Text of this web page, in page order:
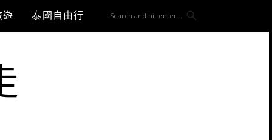
遊 泰國自由行